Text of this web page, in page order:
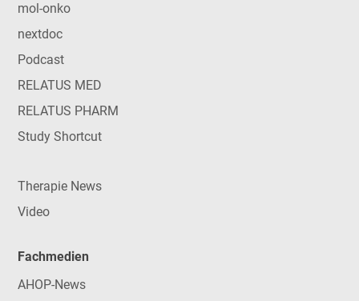
mol-onko
nextdoc
Podcast
RELATUS MED
RELATUS PHARM
Study Shortcut
Therapie News
Video
Fachmedien
AHOP-News